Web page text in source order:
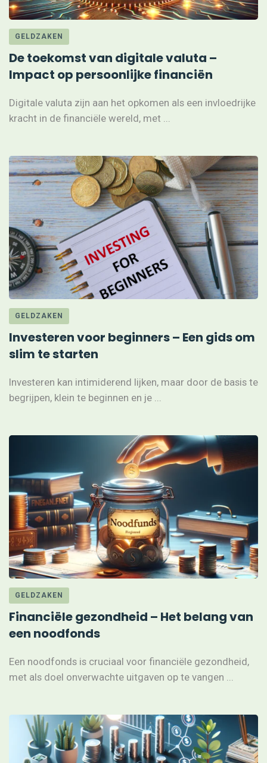
GELDZAKEN
De toekomst van digitale valuta –
Impact op persoonlijke financiën
Digitale valuta zijn aan het opkomen als een invloedrijke
kracht in de financiële wereld, met ...
GELDZAKEN
Investeren voor beginners – Een gids om
slim te starten
Investeren kan intimiderend lijken, maar door de basis te
begrijpen, klein te beginnen en je ...
GELDZAKEN
Financiële gezondheid – Het belang van
een noodfonds
Een noodfonds is cruciaal voor financiële gezondheid,
met als doel onverwachte uitgaven op te vangen ...